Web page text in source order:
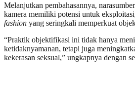
Melanjutkan pembahasannya,
kamera memiliki potensi untuk
fashion yang seringkali memperkuat
“Praktik objektifikasi ini tidak hanya
ketidaknyamanan, tetapi juga
kekerasan seksual,” ungkapnya dengan